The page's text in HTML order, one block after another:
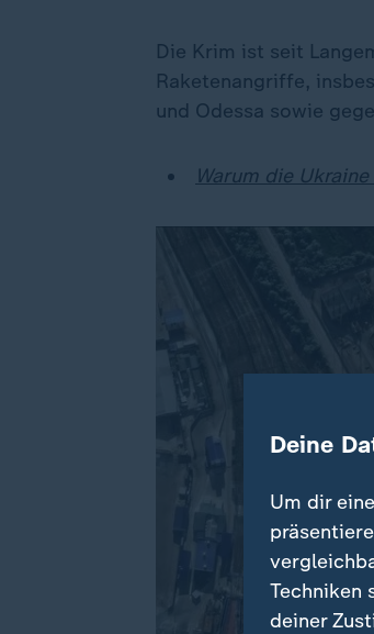
Die Krim ist seit
Raketenangriffe,
und Odessa sowie
Warum die
Deine
Um dir
Techniken
deiner